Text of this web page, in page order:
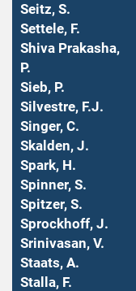
Seitz, S.
Settele, F.
Shiva Prakasha,
P.
Sieb, P.
Silvestre, F.J.
Singer, C.
Skalden, J.
Spark, H.
Spinner, S.
Spitzer, S.
Sprockhoff, J.
Srinivasan, V.
Staats, A.
Stalla, F.